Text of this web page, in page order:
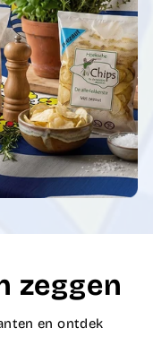
zeggen
en ontdek